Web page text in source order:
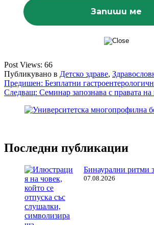
Post Views: 66
Публикувано в Детско здраве,
Навигация
Предишен: Безплатни
Следващ: Семинар запознава с правата
Последни публикации
Бинаурални ритми
07.08.2026